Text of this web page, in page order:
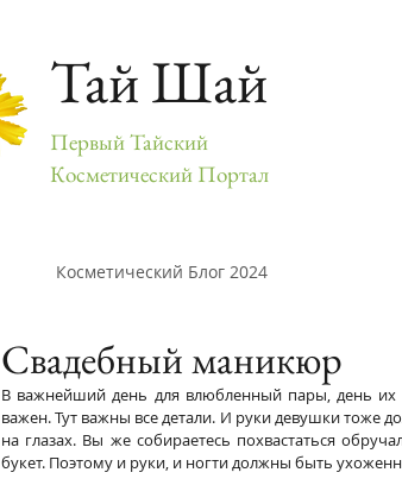
Тай Шай
Первый Тайский
Косметический Портал
Косметический Блог 2024
Свадебный маникюр
В важнейший день для влюбленный пары, день
важен. Тут важны все детали. И руки девушки тоже
на глазах. Вы же собираетесь похвастаться
букет. Поэтому и руки, и ногти должны быть